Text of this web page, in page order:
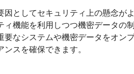
因としてセキュリティ上の懸念が
機能を利用しつつ機密データの
なシステムや機密データをオン
スを確保できます。